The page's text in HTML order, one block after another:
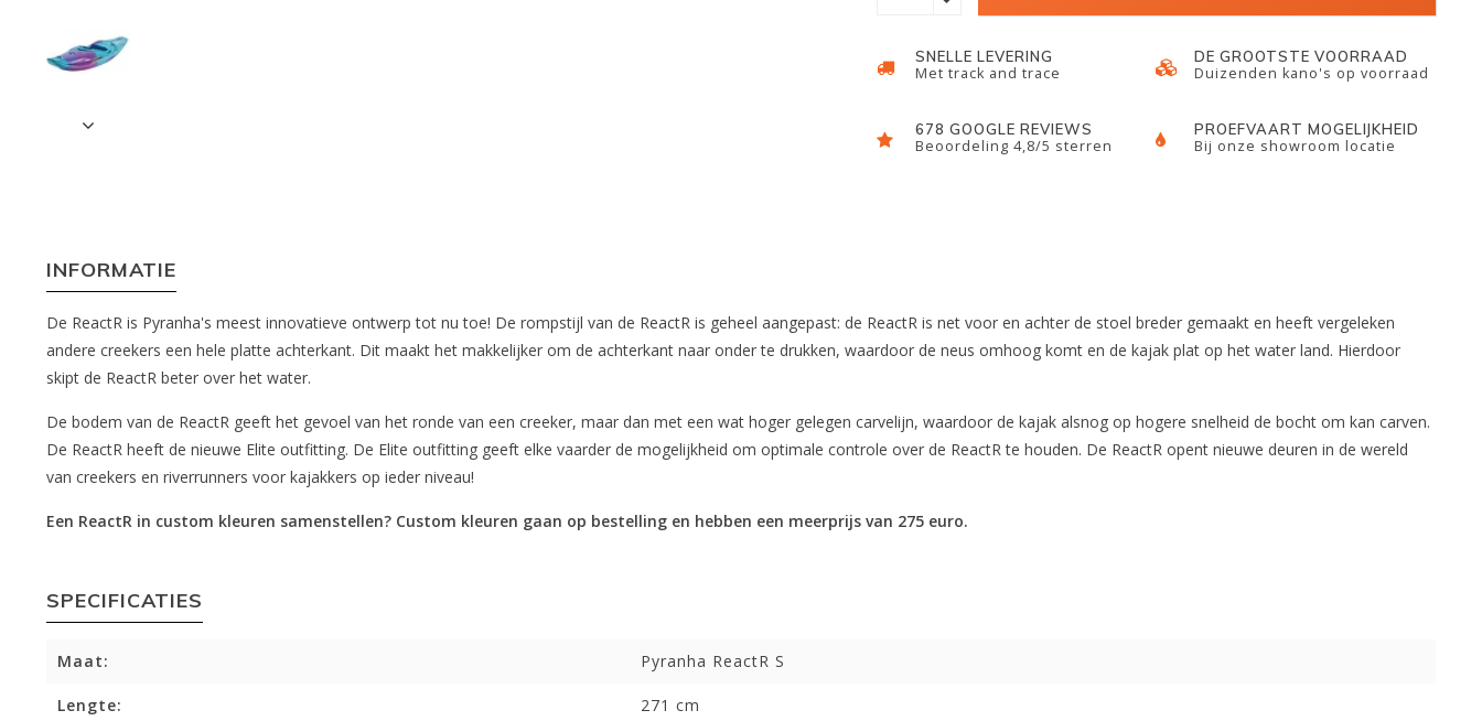
SNELLE LEVERING
Met track and trace
DE GROOTSTE VOORRAAD
Duizenden kano's op voorraad
678 GOOGLE REVIEWS
Beoordeling 4,8/5 sterren
PROEFVAART MOGELIJKHEID
Bij onze showroom locatie
INFORMATIE
De ReactR is Pyranha's meest innovatieve ontwerp tot nu toe! De rompstijl van de ReactR is geheel aangepast: de ReactR is net voor en achter de stoel breder gemaakt en heeft vergeleken
andere creekers een hele platte achterkant. Dit maakt het makkelijker om de achterkant naar onder te drukken, waardoor de neus omhoog komt en de kajak plat op het water land. Hierdoor
skipt de ReactR beter over het water.
De bodem van de ReactR geeft het gevoel van het ronde van een creeker, maar dan met een wat hoger gelegen carvelijn, waardoor de kajak alsnog op hogere snelheid de bocht om kan carven.
De ReactR heeft de nieuwe Elite outfitting. De Elite outfitting geeft elke vaarder de mogelijkheid om optimale controle over de ReactR te houden. De ReactR opent nieuwe deuren in de wereld
van creekers en riverrunners voor kajakkers op ieder niveau!
Een ReactR in custom kleuren samenstellen? Custom kleuren gaan op bestelling en hebben een meerprijs van 275 euro.
SPECIFICATIES
Maat: Pyranha ReactR S
Lengte: 271 cm